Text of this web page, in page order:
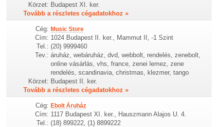
Körzet: Budapest XI. ker.
Tovább a részletes cégadatokhoz »
Cég: Music Store
Cím: 1024 Budapest II. ker., Mammut II, -1 Szint
Tel.: (20) 9999460
Tev.: áruház, webáruház, dvd, webbolt, rendelés, zenebolt,
online vásárlás, vhs, france, zenei lemez, zene
rendelés, scandinavia, christmas, klezmer, tango
Körzet: Budapest II. ker.
Tovább a részletes cégadatokhoz »
Cég: Ebolt Áruház
Cím: 1117 Budapest XI. ker., Hauszmann Alajos U. 4.
Tel.: (18) 899222, (1) 8899222